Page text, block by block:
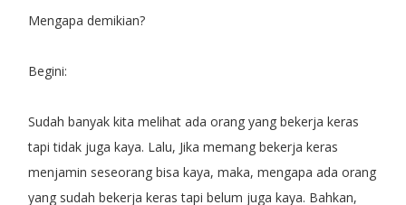
Mengapa demikian?
Begini:
Sudah banyak kita melihat ada orang yang bekerja keras
tapi tidak juga kaya. Lalu, Jika memang bekerja keras
menjamin seseorang bisa kaya, maka, mengapa ada orang
yang sudah bekerja keras tapi belum juga kaya. Bahkan,